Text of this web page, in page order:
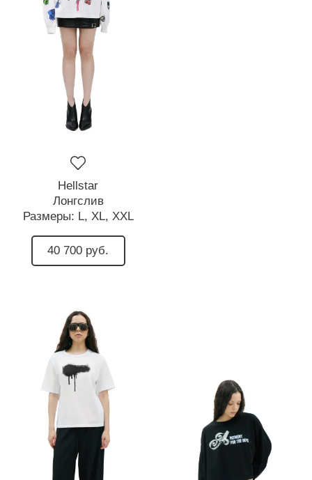
Hellstar
Лонгслив
Размеры: L, XL, XXL
40 700 руб.